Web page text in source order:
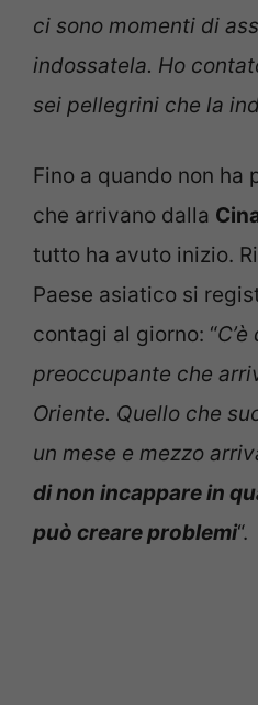
ci sono momenti di
indossatela. Ho
sei pellegrini che la
Fino a quando non ha
che arrivano dalla
tutto ha avuto inizio.
Paese asiatico si
contagi al giorno: “
preoccupante che
Oriente. Quello che
un mese e mezzo
di non incappare in
può creare problemi“.